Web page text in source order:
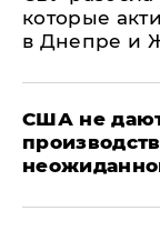
которые
в Днепре и
США не